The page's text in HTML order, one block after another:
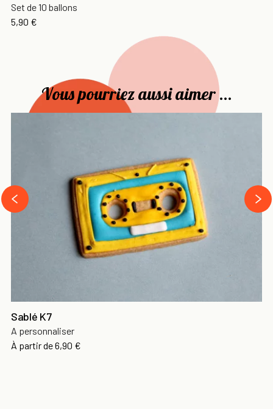
Set de 10 ballons
Prix
5,90 €
Vous pourriez aussi aimer ...
Sablé K7
A personnaliser
À partir de6,90 €
‹
›